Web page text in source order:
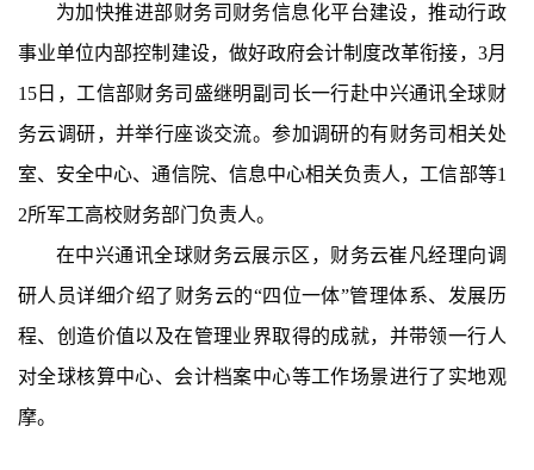
为加快推进部财务司财务信息化平台建设，推动行政
事业单位内部控制建设，做好政府会计制度改革衔接， 3月
15 日，工信部财务司盛继明副司长一行赴中兴通讯全球财
务云调研，并举行座谈交流。参加调研的有财务司相关处
室、 安全中心、通信院、信息中心相关负责人， 工信部等1
2所军工高校财务部门负责人。
在中兴通讯全球财务云展示区，财务云崔凡经理向调
研人员详细介绍了财务云的“四位一体”管理体系、发展历
程、创造价值以及在管理业界取得的成就，并带领一行人
对全球核算中心、会计档案中心等工作场景进行了 实地观
摩。